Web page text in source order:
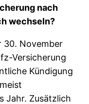
nach
wechseln?
30. November
Versicherung
Kündigung
Jahr. Zusätzlich